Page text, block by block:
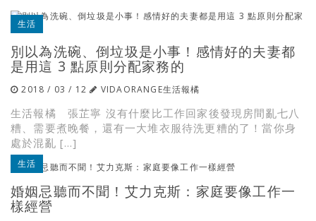
生活
別以為洗碗、倒垃圾是小事！感情好的夫妻都
是用這 3 點原則分配家務的
2018 / 03 / 12 VIDAORANGE生活報橘
生活報橘 張芷寧 沒有什麼比工作回家後發現房間亂七八
糟、需要煮晚餐，還有一大堆衣服待洗更糟的了！當你身
處於混亂 […]
生活
婚姻忌聽而不聞！艾力克斯：家庭要像工作一
樣經營